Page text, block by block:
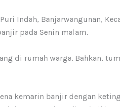
Indah, Banjarwangunan,
pada Senin malam.
di rumah warga. Bahkan,
kemarin banjir dengan